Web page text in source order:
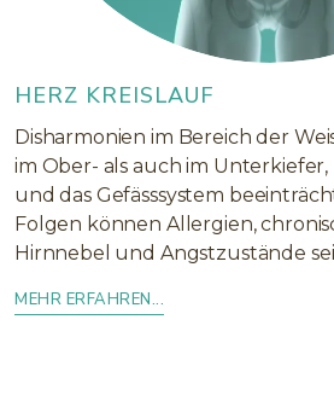
HERZ KREISLAUF
Disharmonien im Bereich der
im Ober- als auch im
und das Gefässsystem
Folgen können Allergien,
Hirnnebel und Angstzustände
MEHR ERFAHREN...